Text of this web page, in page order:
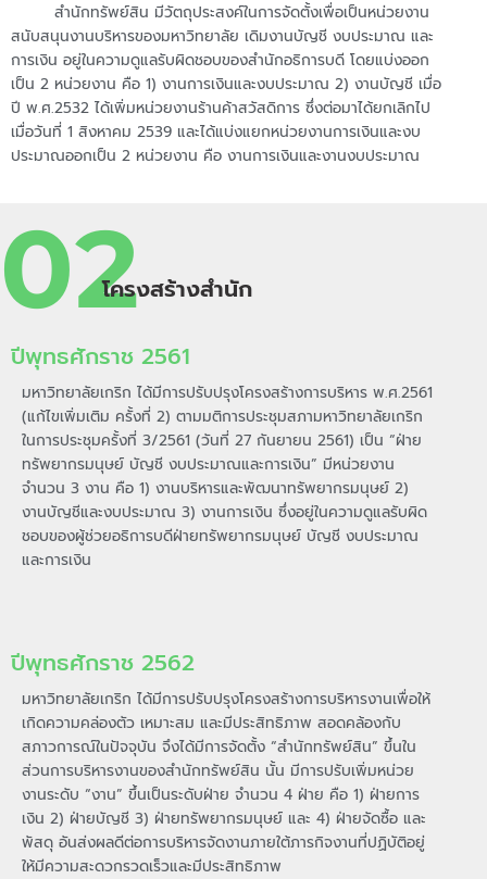
สำนักทรัพย์สิน มีวัตถุประสงค์ในการจัดตั้งเพื่อเป็นหน่วยงาน
สนับสนุนงานบริหารของมหาวิทยาลัย เดิมงานบัญชี งบประมาณ และ
การเงิน อยู่ในความดูแลรับผิดชอบของสำนักอธิการบดี โดยแบ่งออก
เป็น 2 หน่วยงาน คือ 1) งานการเงินและงบประมาณ 2) งานบัญชี เมื่อ
ปี พ.ศ.2532 ได้เพิ่มหน่วยงานร้านค้าสวัสดิการ ซึ่งต่อมาได้ยกเลิกไป
เมื่อวันที่ 1 สิงหาคม 2539 และได้แบ่งแยกหน่วยงานการเงินและงบ
ประมาณออกเป็น 2 หน่วยงาน คือ งานการเงินและงานงบประมาณ
02โครงสร้างสำนัก
ปีพุทธศักราช 2561
มหาวิทยาลัยเกริก ได้มีการปรับปรุงโครงสร้างการบริหาร พ.ศ.2561
(แก้ไขเพิ่มเติม ครั้งที่ 2) ตามมติการประชุมสภามหาวิทยาลัยเกริก
ในการประชุมครั้งที่ 3/2561 (วันที่ 27 กันยายน 2561) เป็น “ฝ่าย
ทรัพยากรมนุษย์ บัญชี งบประมาณและการเงิน” มีหน่วยงาน
จำนวน 3 งาน คือ 1) งานบริหารและพัฒนาทรัพยากรมนุษย์ 2)
งานบัญชีและงบประมาณ 3) งานการเงิน ซึ่งอยู่ในความดูแลรับผิด
ชอบของผู้ช่วยอธิการบดีฝ่ายทรัพยากรมนุษย์ บัญชี งบประมาณ
และการเงิน
ปีพุทธศักราช 2562
มหาวิทยาลัยเกริก ได้มีการปรับปรุงโครงสร้างการบริหารงานเพื่อให้
เกิดความคล่องตัว เหมาะสม และมีประสิทธิภาพ สอดคล้องกับ
สภาวการณ์ในปัจจุบัน จึงได้มีการจัดตั้ง “สำนักทรัพย์สิน” ขึ้นใน
ส่วนการบริหารงานของสำนักทรัพย์สิน นั้น มีการปรับเพิ่มหน่วย
งานระดับ “งาน” ขึ้นเป็นระดับฝ่าย จำนวน 4 ฝ่าย คือ 1) ฝ่ายการ
เงิน 2) ฝ่ายบัญชี 3) ฝ่ายทรัพยากรมนุษย์ และ 4) ฝ่ายจัดซื้อ และ
พัสดุ อันส่งผลดีต่อการบริหารจัดงานภายใต้ภารกิจงานที่ปฏิบัติอยู่
ให้มีความสะดวกรวดเร็วและมีประสิทธิภาพ